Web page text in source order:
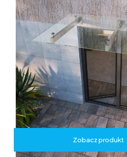
Zobacz produkt